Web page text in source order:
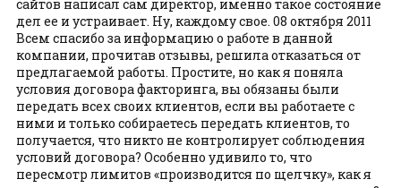
сайтов написал сам директор, именно такое состояние
дел ее и устраивает. Ну, каждому свое. 08 октября 2011
Всем спасибо за информацию о работе в данной
компании, прочитав отзывы, решила отказаться от
предлагаемой работы. Простите, но как я поняла
условия договора факторинга, вы обязаны были
передать всех своих клиентов, если вы работаете с
ними и только собираетесь передать клиентов, то
получается, что никто не контролирует соблюдения
условий договора? Особенно удивило то, что
пересмотр лимитов «производится по щелчку», как я